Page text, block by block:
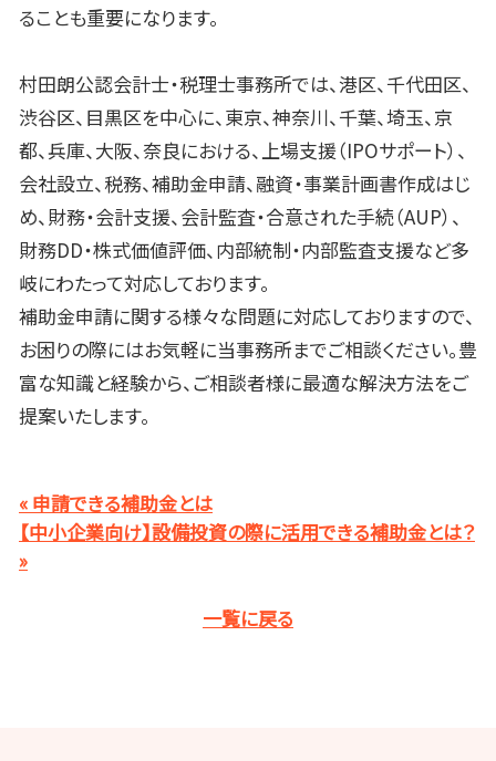
ることも重要になります。
村田朗公認会計士・税理士事務所では、港区、千代田区、
渋谷区、目黒区を中心に、東京、神奈川、千葉、埼玉、京
都、兵庫、大阪、奈良における、上場支援（IPOサポート）、
会社設立、税務、補助金申請、融資・事業計画書作成はじ
め、財務・会計支援、会計監査・合意された手続（AUP）、
財務DD・株式価値評価、内部統制・内部監査支援など多
岐にわたって対応しております。
補助金申請に関する様々な問題に対応しておりますので、
お困りの際にはお気軽に当事務所までご相談ください。豊
富な知識と経験から、ご相談者様に最適な解決方法をご
提案いたします。
« 申請できる補助金とは
【中小企業向け】設備投資の際に活用できる補助金とは？
»
一覧に戻る